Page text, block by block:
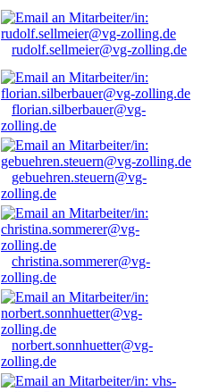
rudolf.sellmeier@vg-zolling.de
florian.silberbauer@vg-
zolling.de
gebuehren.steuern@vg-
zolling.de
christina.sommerer@vg-
zolling.de
norbert.sonnhuetter@vg-
zolling.de